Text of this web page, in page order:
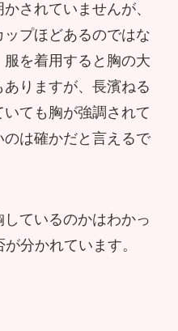
されていませんが、
プほどあるのではな
を着用すると胸の大
りますが、長濱ねる
ても胸が強調されて
は確かだと言えるで
ているのかはわかっ
分かれています。